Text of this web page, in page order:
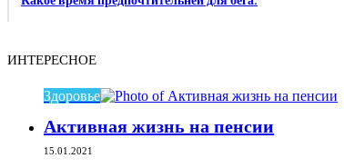
ИНТЕРЕСНОЕ
Здоровье
Активная жизнь на пенсии
15.01.2021